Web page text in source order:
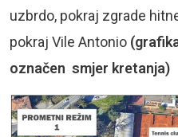
uzbrdo, pokraj zgrade
pokraj Vile Antonio
označen smjer kretanja)